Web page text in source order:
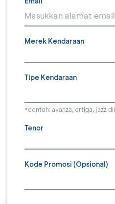
Merek Kendaraan
Tipe Kendaraan
*contoh: avanza, ertiga, jazz dll
Tenor
Kode Promosi (Opsional)